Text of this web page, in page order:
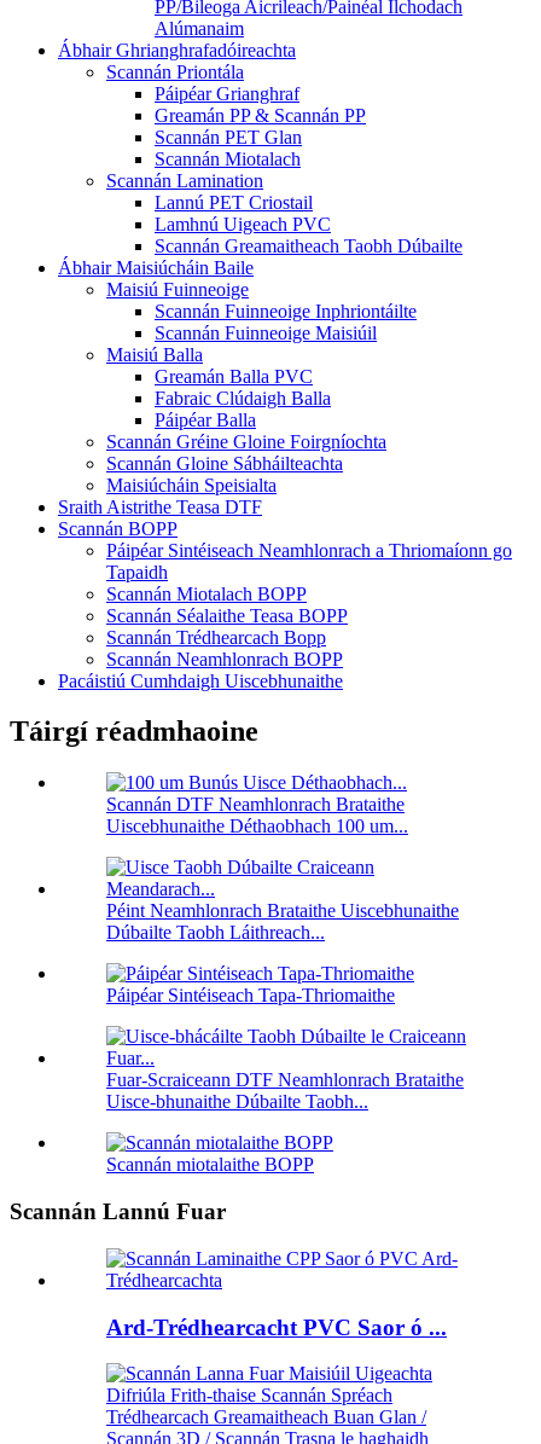
PP/Bileoga Aicrileach/Painéal Ilchodach
Alúmanaim
Ábhair Ghrianghrafadóireachta
Scannán Priontála
Páipéar Grianghraf
Greamán PP & Scannán PP
Scannán PET Glan
Scannán Miotalach
Scannán Lamination
Lannú PET Criostail
Lamhnú Uigeach PVC
Scannán Greamaitheach Taobh Dúbailte
Ábhair Maisiúcháin Baile
Maisiú Fuinneoige
Scannán Fuinneoige Inphriontáilte
Scannán Fuinneoige Maisiúil
Maisiú Balla
Greamán Balla PVC
Fabraic Clúdaigh Balla
Páipéar Balla
Scannán Gréine Gloine Foirgníochta
Scannán Gloine Sábháilteachta
Maisiúcháin Speisialta
Sraith Aistrithe Teasa DTF
Scannán BOPP
Páipéar Sintéiseach Neamhlonrach a Thriomaíonn go
Tapaidh
Scannán Miotalach BOPP
Scannán Séalaithe Teasa BOPP
Scannán Trédhearcach Bopp
Scannán Neamhlonrach BOPP
Pacáistiú Cumhdaigh Uiscebhunaithe
Táirgí réadmhaoine
Scannán DTF Neamhlonrach Brataithe
Uiscebhunaithe Déthaobhach 100 um...
Péint Neamhlonrach Brataithe Uiscebhunaithe
Dúbailte Taobh Láithreach...
Páipéar Sintéiseach Tapa-Thriomaithe
Fuar-Scraiceann DTF Neamhlonrach Brataithe
Uisce-bhunaithe Dúbailte Taobh...
Scannán miotalaithe BOPP
Scannán Lannú Fuar
Ard-Trédhearcacht PVC Saor ó ...